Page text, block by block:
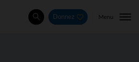
Rechercher
Donnez Menu